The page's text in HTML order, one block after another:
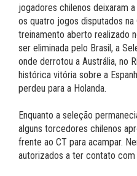
jogadores chilenos deixaram
os quatro jogos disputados
treinamento aberto realizado
ser eliminada pelo Brasil, a
onde derrotou a Austrália, no
histórica vitória sobre a
perdeu para a Holanda.
Enquanto a seleção
alguns torcedores chilenos
frente ao CT para acampar.
autorizados a ter contato com